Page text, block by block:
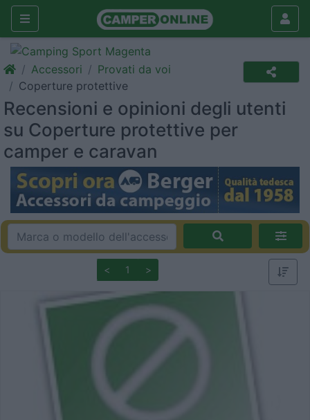
Accessori
Provati da voi
Coperture protettive
Recensioni e opinioni degli utenti
su Coperture protettive per
camper e caravan
< 1 >